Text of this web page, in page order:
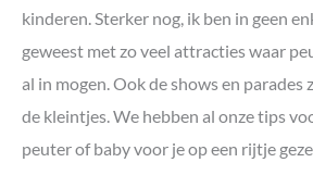
kinderen. Sterker nog, ik ben in geen
geweest met zo veel attracties waar
al in mogen. Ook de shows en
de kleintjes. We hebben al onze tips
peuter of baby voor je op een rijtje